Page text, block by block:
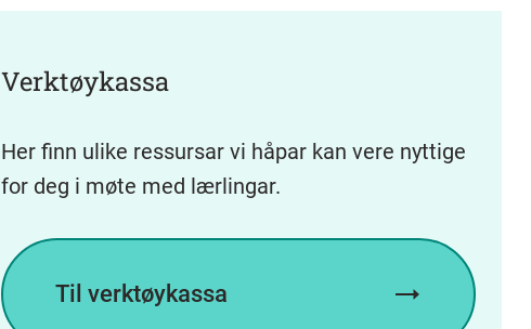
Verktøykassa
Her finn ulike ressursar vi håpar kan vere nyttige
for deg i møte med lærlingar.
Til verktøykassa